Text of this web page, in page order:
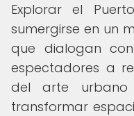
Explorar el
sumergirse en un
que dialogan
espectadores a
del arte
transformar